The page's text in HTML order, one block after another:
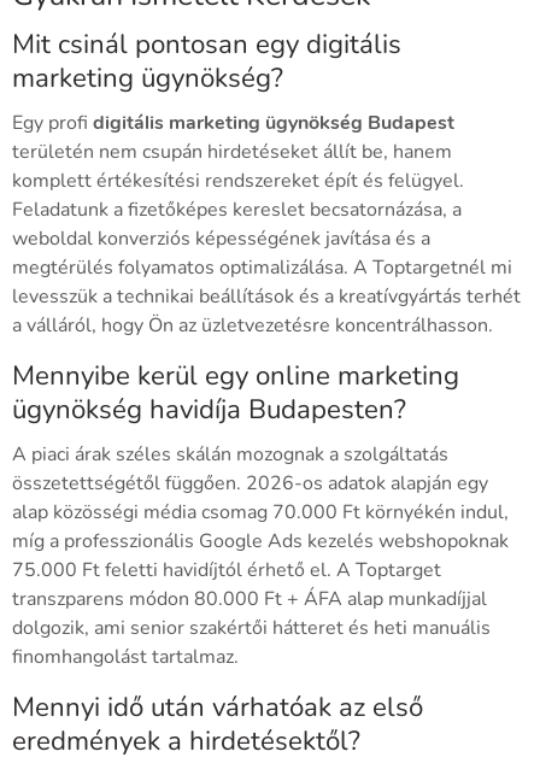
Mit csinál pontosan egy digitális
marketing ügynökség?
Egy profi digitális marketing ügynökség Budapest
területén nem csupán hirdetéseket állít be, hanem
komplett értékesítési rendszereket épít és felügyel.
Feladatunk a fizetőképes kereslet becsatornázása, a
weboldal konverziós képességének javítása és a
megtérülés folyamatos optimalizálása. A Toptargetnél mi
levesszük a technikai beállítások és a kreatívgyártás terhét
a válláról, hogy Ön az üzletvezetésre koncentrálhasson.
Mennyibe kerül egy online marketing
ügynökség havidíja Budapesten?
A piaci árak széles skálán mozognak a szolgáltatás
összetettségétől függően. 2026-os adatok alapján egy
alap közösségi média csomag 70.000 Ft környékén indul,
míg a professzionális Google Ads kezelés webshopoknak
75.000 Ft feletti havidíjtól érhető el. A Toptarget
transzparens módon 80.000 Ft + ÁFA alap munkadíjjal
dolgozik, ami senior szakértői hátteret és heti manuális
finomhangolást tartalmaz.
Mennyi idő után várhatóak az első
eredmények a hirdetésektől?